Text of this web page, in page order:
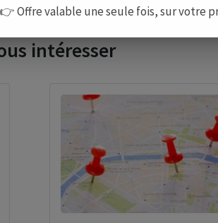
intéresser
👉 Offre valable une seule fois, sur votre